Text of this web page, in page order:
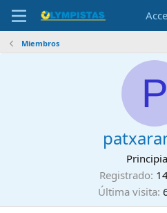
Miembros
P
Registrado
Última visita